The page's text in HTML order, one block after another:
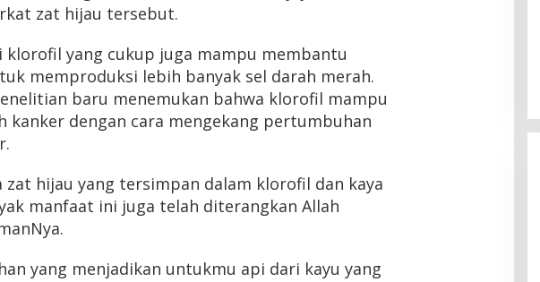
zat hijau tersebut.
klorofil yang cukup juga mampu membantu
memproduksi lebih banyak sel darah merah.
baru menemukan bahwa klorofil mampu
kanker dengan cara mengekang pertumbuhan
zat hijau yang tersimpan dalam klorofil dan kaya
manfaat ini juga telah diterangkan Allah
yang menjadikan untukmu api dari kayu yang